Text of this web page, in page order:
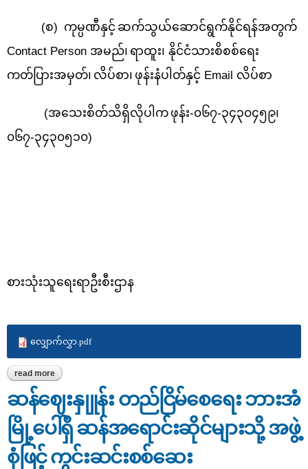
(စ) ကုမ္ပဏီနှင့် ဆက်သွယ်ဆောင်ရွက်နိုင်ရန်အတွက်
Contact Person အမည်၊ ရာထူး၊ နိုင်ငံသားစိစစ်ရေး
ကတ်ပြားအမှတ်၊ လိပ်စာ၊ ဖုန်းနံပါတ်နှင့် Email လိပ်စာ
(အသေးစိတ်သိရှိလိုပါက ဖုန်း-၀၆၇-၃၄၃၀၄၅၉၊
၀၆၇-၃၄၃၀၅၁၀)
စားသုံးသူရေးရာဦးစီးဌာန
လျှောက်လွှာ.pdf
read more about ကုန်ပစ္စည်းစမ်းသပ်စစ်ဆေးရေးနှင့်အရည်အသွေးစီမံခန့်ခွဲမှုဌာနစု
ရှိ ဓာတ်ခွဲခန်းများအား အကျိုးတူပူးပေါင်းဆောင်ရွက်နိုင်ရေးအတွက်
စိတ်ဝင်စားမှုအဆိုပြုလွှာ (expression of interest -eoi) ခေါ်ယူခြင်း
ဆန်ဈေးနှုူန်း တည်ငြိမ်စေရေး ဘားအံ
မြို့ပေါ်ရှိ ဆန်အရောင်းဆိုင်များသို့ အဖွဲ့
စုံဖြင့် ကွင်းဆင်းစစ်ဆေး